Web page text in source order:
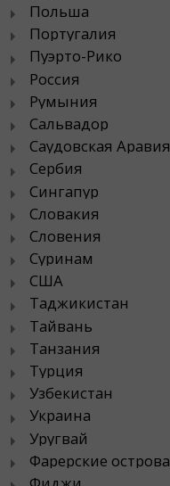
Польша
Португалия
Пуэрто-Рико
Россия
Румыния
Сальвадор
Саудовская Аравия
Сербия
Сингапур
Словакия
Словения
Суринам
США
Таджикистан
Тайвань
Танзания
Турция
Узбекистан
Украина
Уругвай
Фарерские острова